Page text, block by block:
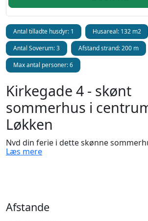
Antal tilladte husdyr: 1
Husareal: 132 m2
Antal Soverum: 3
Afstand strand: 200 m
Max antal personer: 6
Kirkegade 4 - skønt
sommerhus i
Løkken
Nyd din ferie i dette skønne
centralt placeret på rolige Kirkegade.
ældre kirke, som du mødes af skråt
charmerende bygning, der nu er
Læs mere
Afstande